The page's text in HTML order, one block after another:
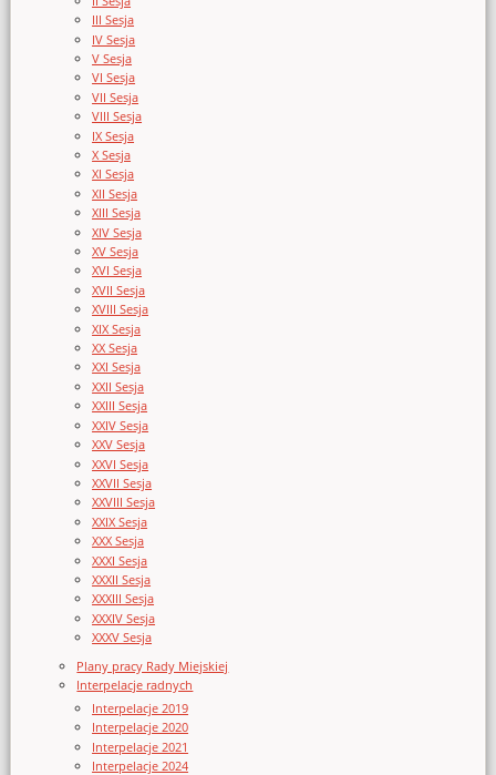
III Sesja
IV Sesja
V Sesja
VI Sesja
VII Sesja
VIII Sesja
IX Sesja
X Sesja
XI Sesja
XII Sesja
XIII Sesja
XIV Sesja
XV Sesja
XVI Sesja
XVII Sesja
XVIII Sesja
XIX Sesja
XX Sesja
XXI Sesja
XXII Sesja
XXIII Sesja
XXIV Sesja
XXV Sesja
XXVI Sesja
XXVII Sesja
XXVIII Sesja
XXIX Sesja
XXX Sesja
XXXI Sesja
XXXII Sesja
XXXIII Sesja
XXXIV Sesja
XXXV Sesja
Plany pracy Rady Miejskiej
Interpelacje radnych
Interpelacje 2019
Interpelacje 2020
Interpelacje 2021
Interpelacje 2024